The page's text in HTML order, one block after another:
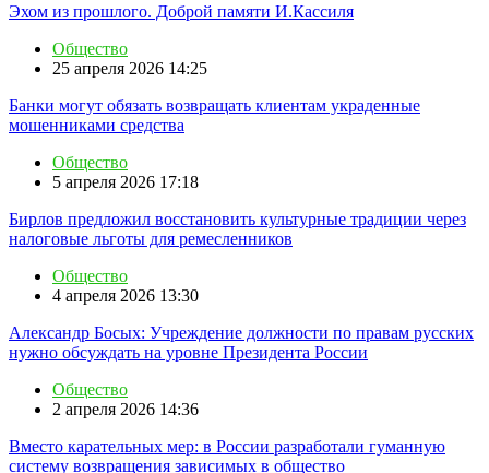
Эхом из прошлого. Доброй памяти И.Кассиля
Общество
25 апреля 2026 14:25
Банки могут обязать возвращать клиентам украденные
мошенниками средства
Общество
5 апреля 2026 17:18
Бирлов предложил восстановить культурные традиции через
налоговые льготы для ремесленников
Общество
4 апреля 2026 13:30
Александр Босых: Учреждение должности по правам русских
нужно обсуждать на уровне Президента России
Общество
2 апреля 2026 14:36
Вместо карательных мер: в России разработали гуманную
систему возвращения зависимых в общество